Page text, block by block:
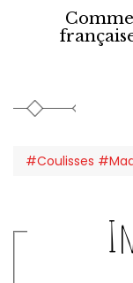
#Coulisses